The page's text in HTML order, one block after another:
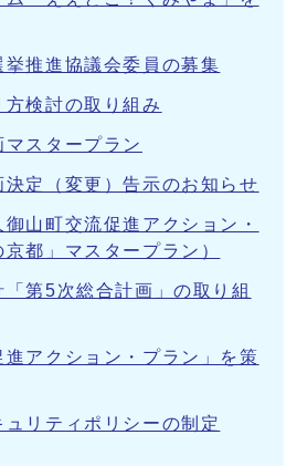
推進協議会委員の募集
検討の取り組み
スタープラン
定（変更）告示のお知らせ
御山町交流促進アクション・
都」マスタープラン）
「第5次総合計画」の取り組
進アクション・プラン」を策
リティポリシーの制定